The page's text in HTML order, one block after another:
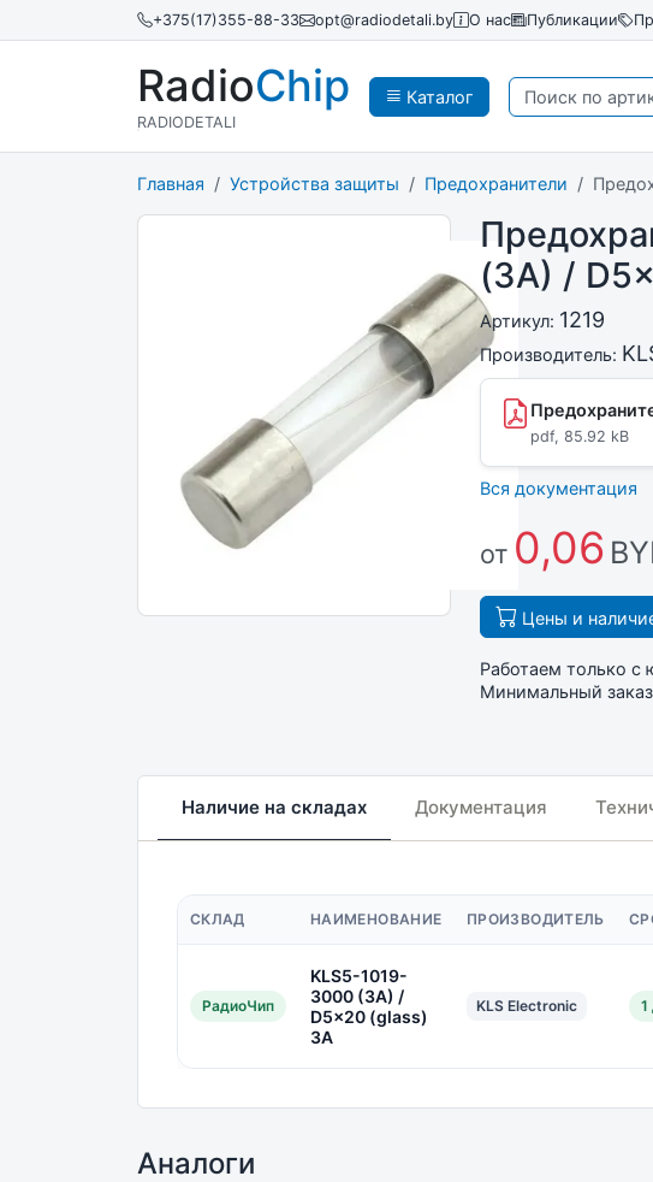
+375(17)355-88-33 opt@radiodetali.by О нас Публикации
Каталог
RadioChip
RADIODETALI
Главная Устройства защиты Предохранители
(3A) /
Артикул: 1219
Производитель:
pdf, 85.92 kB
Вся документация
от 0,06
Цены и
Работаем только
Минимальный
Наличие на складах Документация
СКЛАД НАИМЕНОВАНИЕ ПРОИЗВОДИТЕЛЬ
РадиоЧип
KLS5-1019-
3000 (3A) /
D5x20 (glass)
3A
KLS Electronic 1
Аналоги